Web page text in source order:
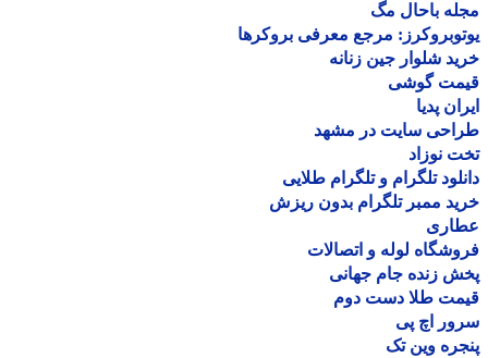
باحال مگ
مرجع معرفی بروکرها
شلوار جین زنانه
گوشی
پدیا
سایت در مشهد
نوزاد
تلگرام و تلگرام طلایی
ممبر تلگرام بدون ریزش
لوله و اتصالات
زنده جام جهانی
طلا دست دوم
اچ پی
وین تک